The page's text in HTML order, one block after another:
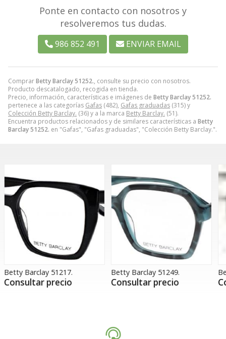
ComprarBetty Barclay 51252., consulte su precio con nosotros.
Producto descatalogado, recogida en tienda.
Precio, información, características e imágenes de Betty Barclay 51252.
pertenece a las categorías Gafas (482), Gafas graduadas (315) y
Colección Betty Barclay. (36) y a la marca Betty Barclay. (51).
Encuentra productos relacionados y de similares características a Betty
Barclay 51252. en "Gafas", "Gafas graduadas", "Colección Betty Barclay.".
Ponte en contacto con nosotros y
resolveremos tus dudas.
986 852 491 ENVIAR EMAIL
Betty Barclay 51249.
Consultar precio
Betty Barclay 51256.
Consultar precio